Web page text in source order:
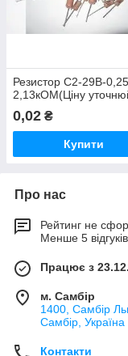
Резистор С2-29В-
2,13кОМ(Ціну
0,02 ₴
Купити
Про нас
Рейтинг не
Менше 5
Працює з
м. Самбір
1400, Самбір
Самбір, Україна
Контакти